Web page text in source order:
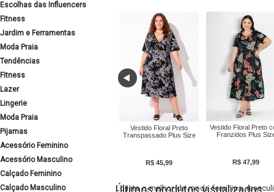
Escolhas das Influencers
Fitness
Jardim e Ferramentas
Moda Praia
Tendências
Fitness
Lazer
Lingerie
Moda Praia
Pijamas
Acessório Feminino
Acessório Masculino
Calçado Feminino
Calçado Masculino
Vestido Floral Preto
Transpassado Plus Size
R$ 45,99
Vestido Floral Preto
Franzidos Plus
R$ 47,99
Últimos produtos visualizados
Lojista o melhor da moda feminina,